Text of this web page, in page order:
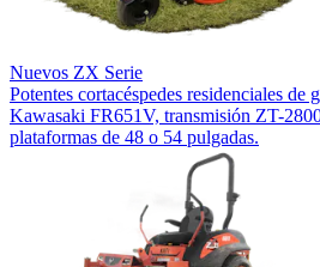
Nuevos ZX Serie
Potentes cortacéspedes residenciales de
Kawasaki FR651V, transmisión ZT-
plataformas de 48 o 54 pulgadas.